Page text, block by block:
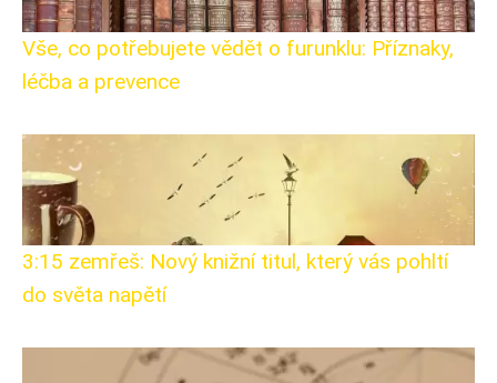
Vše, co potřebujete vědět o furunklu: Příznaky,
léčba a prevence
3:15 zemřeš: Nový knižní titul, který vás pohltí
do světa napětí